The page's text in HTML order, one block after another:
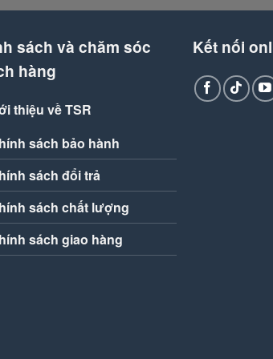
sách và chăm sóc
hàng
thiệu về TSR
sách bảo hành
sách đổi trả
sách chất lượng
sách giao hàng
Kết nối